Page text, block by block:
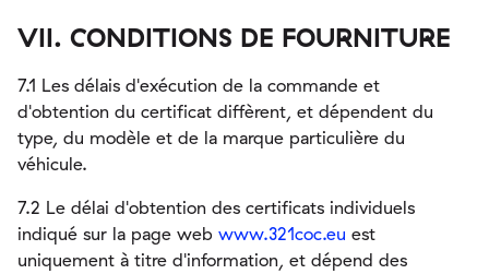
VII. CONDITIONS DE FOURNITURE
7.1 Les délais d'exécution de la commande et
d'obtention du certificat diffèrent, et dépendent du
type, du modèle et de la marque particulière du
véhicule.
7.2 Le délai d'obtention des certificats individuels
indiqué sur la page web www.321coc.eu est
uniquement à titre d'information, et dépend des